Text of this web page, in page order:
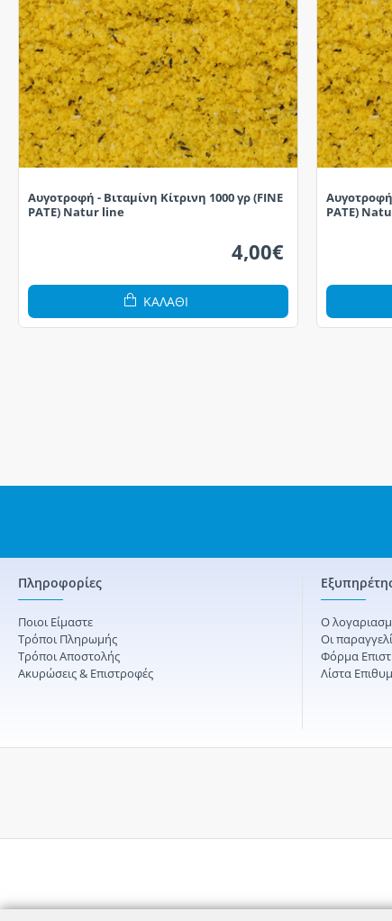
Αυγοτροφή - Βιταμίνη Κίτρινη 1000 γρ (FINE
PATE) Natur line
4,00€
ΚΑΛΆΘΙ
Αυγοτροφή
PATE)
Πληροφορίες
Ποιοι Είμαστε
Τρόποι Πληρωμής
Τρόποι Αποστολής
Ακυρώσεις & Επιστροφές
Ο
Οι
Φόρμα
Λίστα